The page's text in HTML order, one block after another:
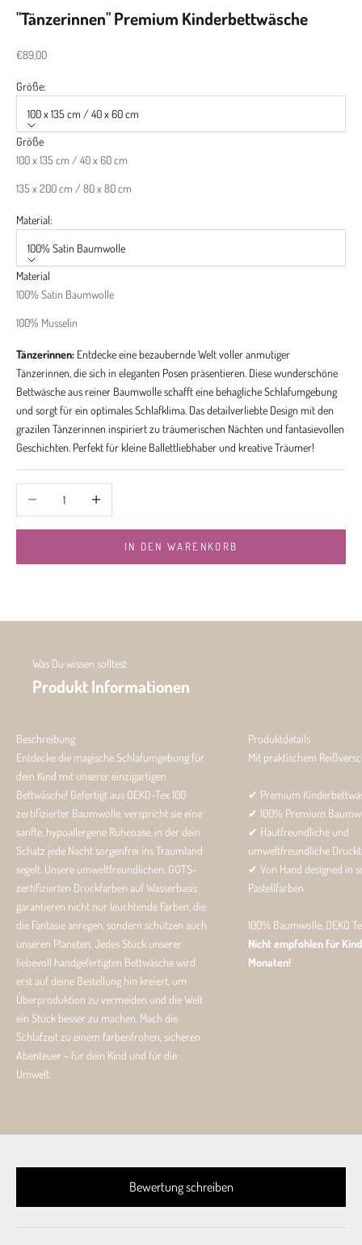
"Tänzerinnen" Premium Kinderbettwäsche
Angebot
€89,00
Größe:
100 x 135 cm / 40 x 60 cm
Größe
100 x 135 cm / 40 x 60 cm
135 x 200 cm / 80 x 80 cm
Material:
100% Satin Baumwolle
Material
100% Satin Baumwolle
100% Musselin
Tänzerinnen: Entdecke eine bezaubernde Welt voller anmutiger
Tänzerinnen, die sich in eleganten Posen präsentieren. Diese wunderschöne
Bettwäsche aus reiner Baumwolle schafft eine behagliche Schlafumgebung
und sorgt für ein optimales Schlafklima. Das detailverliebte Design mit den
grazilen Tänzerinnen inspiriert zu träumerischen Nächten und fantasievollen
Geschichten. Perfekt für kleine Ballettliebhaber und kreative Träumer!
Anzahl erhöhen
IN DEN WARENKORB
Was Du wissen solltest
Produkt Informationen
Beschreibung
Entdecke die magische Schlafumgebung für
dein Kind mit unserer einzigartigen
Bettwäsche! Gefertigt aus OEKO-Tex 100
zertifizierter Baumwolle, verspricht sie eine
sanfte, hypoallergene Ruheoase, in der dein
Schatz jede Nacht sorgenfrei ins Traumland
segelt. Unsere umweltfreundlichen, GOTS-
zertifizierten Druckfarben auf Wasserbasis
garantieren nicht nur leuchtende Farben, die
die Fantasie anregen, sondern schützen auch
unseren Planeten. Jedes Stück unserer
liebevoll handgefertigten Bettwäsche wird
erst auf deine Bestellung hin kreiert, um
Überproduktion zu vermeiden und die Welt
ein Stück besser zu machen. Mach die
Schlafzeit zu einem farbenfrohen, sicheren
Abenteuer – für dein Kind und für die
Umwelt.
Produktdetails
Mit praktischem
✔ Premium
✔ 100% Premium
✔ Hautfreundliche und
umweltfreundliche
✔ Von Hand designed in
Pastellfarben
100% Baumwolle, OEKO
Nicht empfohlen für
Monaten!
Bewertung schreiben